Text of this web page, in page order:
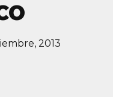
2013